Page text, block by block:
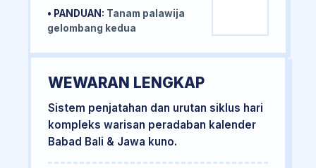
• PANDUAN: Tanam palawija
gelombang kedua
WEWARAN LENGKAP
Sistem penjatahan dan urutan siklus hari
kompleks warisan peradaban kalender
Babad Bali & Jawa kuno.